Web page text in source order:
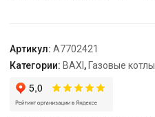
Артикул: A7702421
Категории: BAXI , Газовые котлы